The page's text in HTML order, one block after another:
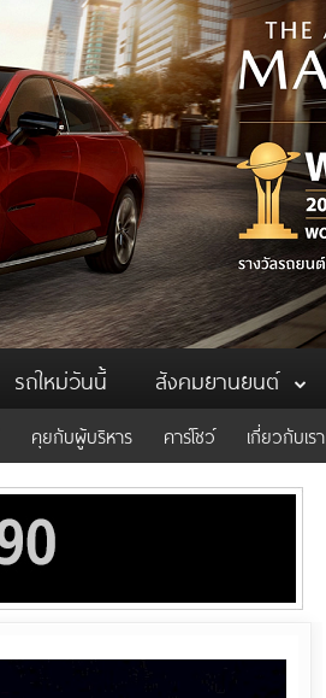
รถใหม่วันนี้ สังคมยานยนต์
คุยกับผู้บริหาร คาร์โชว์ เกี่ยวกับเรา